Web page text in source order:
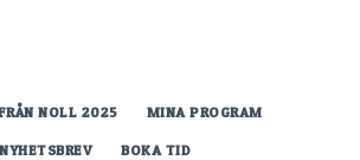
NOLL 2025 MINA PROGRAM
NYHETSBREV BOKA TID